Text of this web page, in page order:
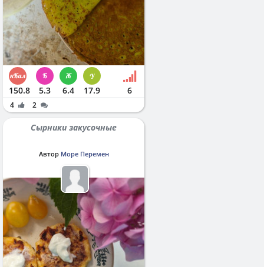
150.8 5.3 6.4 17.9 6
4 2
Сырники закусочные
Автор Море Перемен